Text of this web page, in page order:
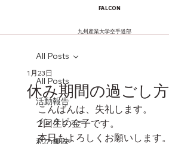
FALCON
九州産業大学空手道部
All Posts
活動報告
インタビュー
私の趣味
All Posts
休み期間の過ごし方
1月23日
こんばんは、失礼します。
2回生の金子です。
本日もよろしくお願いします。